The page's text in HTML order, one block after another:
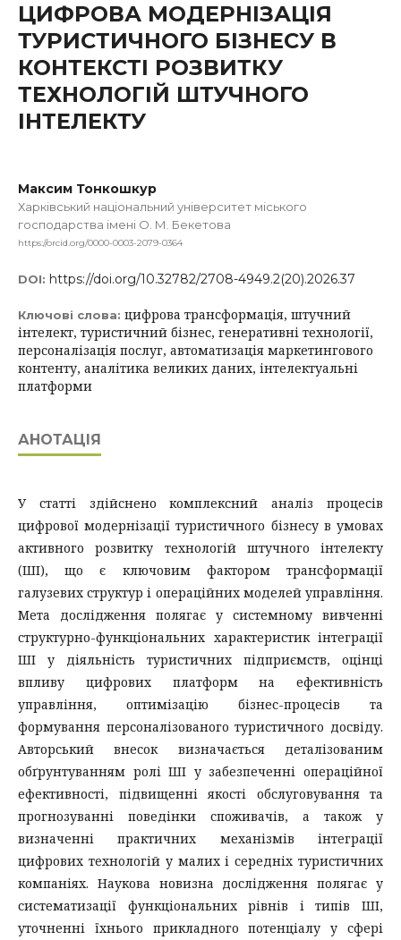
ЦИФРОВА МОДЕРНІЗАЦІЯ
ТУРИСТИЧНОГО БІЗНЕСУ В
КОНТЕКСТІ РОЗВИТКУ
ТЕХНОЛОГІЙ ШТУЧНОГО
ІНТЕЛЕКТУ
Максим Тонкошкур
Харківський національний університет міського
господарства імені О. М. Бекетова
https://orcid.org/0000-0003-2079-0364
DOI: https://doi.org/10.32782/2708-4949.2(20).2026.37
Ключові слова: цифрова трансформація, штучний
інтелект, туристичний бізнес, генеративні технології,
персоналізація послуг, автоматизація маркетингового
контенту, аналітика великих даних, інтелектуальні
платформи
АНОТАЦІЯ
У статті здійснено комплексний аналіз процесів
цифрової модернізації туристичного бізнесу в умовах
активного розвитку технологій штучного інтелекту
(ШІ), що є ключовим фактором трансформації
галузевих структур і операційних моделей управління.
Мета дослідження полягає у системному вивченні
структурно-функціональних характеристик інтеграції
ШІ у діяльність туристичних підприємств, оцінці
впливу цифрових платформ на ефективність
управління, оптимізацію бізнес-процесів та
формування персоналізованого туристичного досвіду.
Авторський внесок визначається деталізованим
обґрунтуванням ролі ШІ у забезпеченні операційної
ефективності, підвищенні якості обслуговування та
прогнозуванні поведінки споживачів, а також у
визначенні практичних механізмів інтеграції
цифрових технологій у малих і середніх туристичних
компаніях. Наукова новизна дослідження полягає у
систематизації функціональних рівнів і типів ШІ,
уточненні їхнього прикладного потенціалу у сфері